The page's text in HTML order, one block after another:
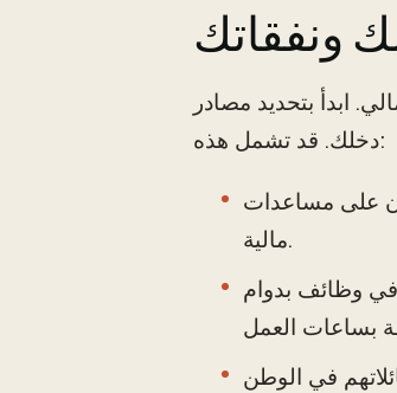
ونفقاتك
ابدأ بتحديد مصادر
دخلك. قد تشمل هذه:
على مساعدات
مالية.
وظائف بدوام